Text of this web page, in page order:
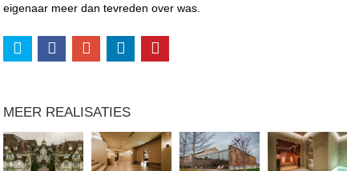
eigenaar meer dan tevreden over was.
MEER REALISATIES